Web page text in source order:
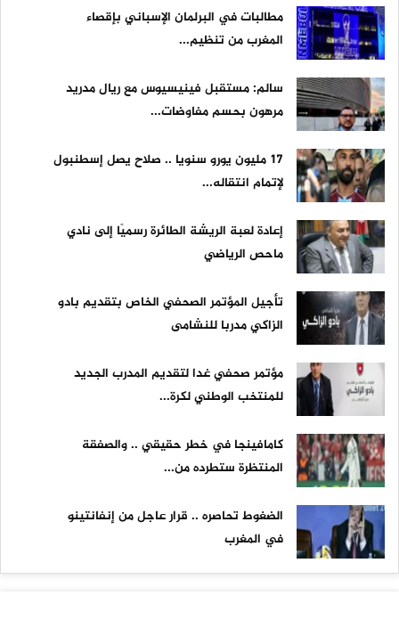
مطالبات في البرلمان الإسباني بإقصاء
المغرب من تنظيم...
سالم: مستقبل فينيسيوس مع ريال مدريد
مرهون بحسم مفاوضات...
17 مليون يورو سنويا .. صلاح يصل إسطنبول
لإتمام انتقاله...
إعادة لعبة الريشة الطائرة رسميًا إلى نادي
ماحص الرياضي
تأجيل المؤتمر الصحفي الخاص بتقديم بادو
الزاكي مدربا للنشامى
مؤتمر صحفي غدا لتقديم المدرب الجديد
للمنتخب الوطني لكرة...
كامافينجا في خطر حقيقي .. والصفقة
المنتظرة ستطرده من...
الضغوط تحاصره .. قرار عاجل من إنفانتينو
في المغرب